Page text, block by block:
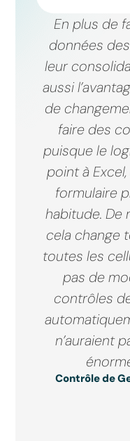
En plus de
données
leur
aussi
de
faire des
puisque le
point à Excel,
formulaire
habitude. De
cela change
toutes les
pas de
contrôles
n’auraient
Contrôle de